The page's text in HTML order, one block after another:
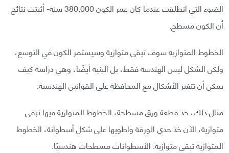
الضوء التي انطلقت عندما كان عمر الكون 380,000 سنة- أثبتت نتائج
أن الكون مسطح.
الخطوط المتوازية سوف تبقى متوازية وسيستمر الكون في التوسع،
ولكن الشكل ليس الهندسة فقط، بل البنية أيضًا، وهي دراسة كيف
يمكن أن تتغير الأشكال مع المحافظة على القوانين الهندسية.
مثال ذلك، خذ قطعة ورق مسطحة، الخطوط المتوازية فيها تبقى
متوازية، الآن خذ حدي الورقة واطويها على شكل أسطوانة، الخطوط
المتوازية تبقى متوازية: الأسطوانات مسطحات هندسيًا.